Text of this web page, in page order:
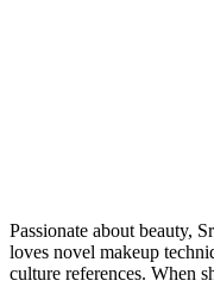
Passionate about beauty,
loves novel makeup
culture references. When